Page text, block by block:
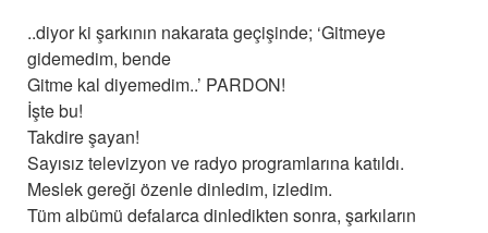
..diyor ki şarkının nakarata geçişinde; ‘Gitmeye
gidemedim, bende
Gitme kal diyemedim..’ PARDON!
İşte bu!
Takdire şayan!
Sayısız televizyon ve radyo programlarına katıldı.
Meslek gereği özenle dinledim, izledim.
Tüm albümü defalarca dinledikten sonra, şarkıların